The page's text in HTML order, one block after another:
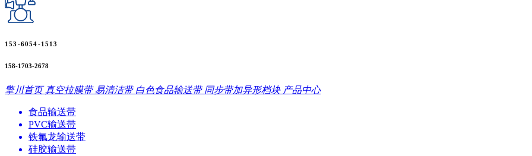
153-6054-1513
158-1703-2678
擎川首页 真空拉膜带 易清洁带 白色食品输送带 同步带加异形档块 产品中心
食品输送带
PVC输送带
铁氟龙输送带
硅胶输送带